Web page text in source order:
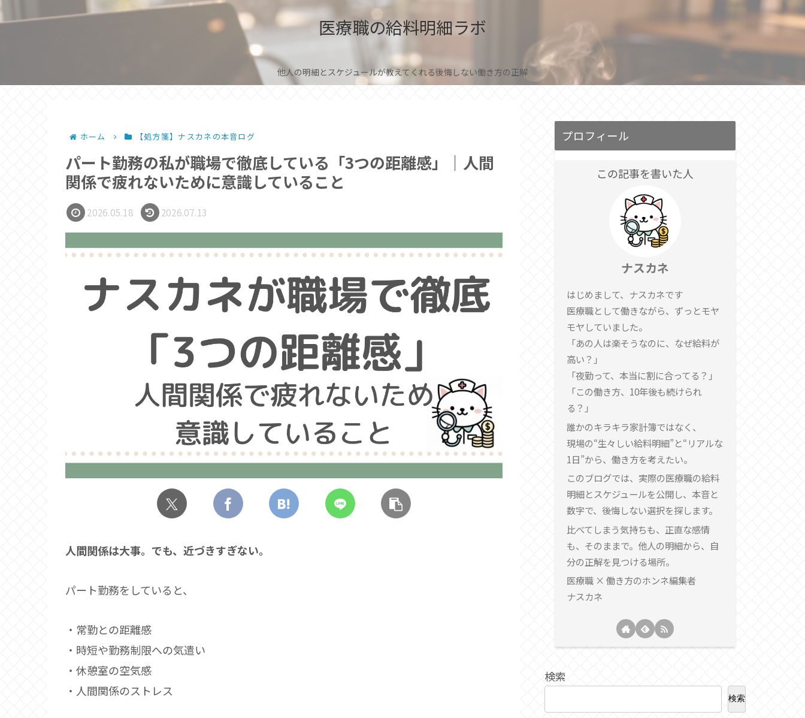
医療職の給料明細ラボ
他人の明細とスケジュールが教えてくれる後悔しない働き方の正解
ホーム 【処方箋】ナスカネの本音ログ
パート勤務の私が職場で徹底している「3つの距離感」｜人間
関係で疲れないために意識していること
2026.05.18 2026.07.13
人間関係は大事。でも、近づきすぎない。
パート勤務をしていると、
・常勤との距離感
・時短や勤務制限への気遣い
・休憩室の空気感
・人間関係のストレス
プロフィール
この記事を書いた人
ナスカネ
はじめまして、ナスカネです
医療職として働きながら、ずっとモヤ
モヤしていました。
「あの人は楽そうなのに、なぜ給料が
高い？」
「夜勤って、本当に割に合ってる？」
「この働き方、10年後も続けられ
る？」
誰かのキラキラ家計簿ではなく、
現場の“生々しい給料明細”と“リアルな
1日”から、働き方を考えたい。
このブログでは、実際の医療職の給料
明細とスケジュールを公開し、本音と
数字で、後悔しない選択を探します。
比べてしまう気持ちも、正直な感情
も、そのままで。他人の明細から、自
分の正解を見つける場所。
医療職 × 働き方のホンネ編集者
ナスカネ
検索
検索